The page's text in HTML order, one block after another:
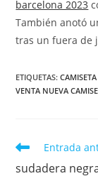
barcelona 2023
También anotó
tras un fuera de
ETIQUETAS:
VENTA NUEVA
Leer
artículos
Entrada
sudadera